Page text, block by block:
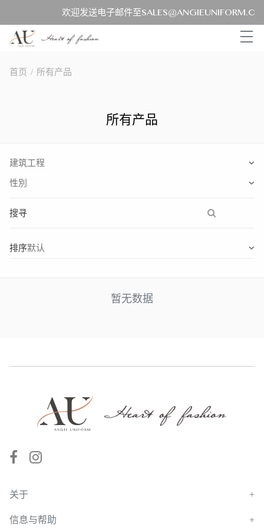
欢迎发送电子邮件至
首页 / 所有产品
所有产品
搜寻
排序
暂无数据
关于
信息与帮助